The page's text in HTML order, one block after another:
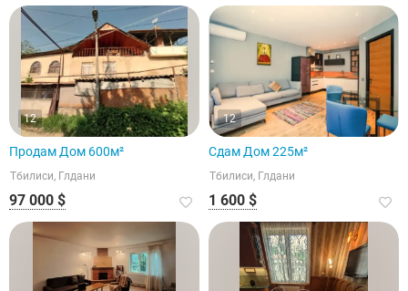
12
Продам Дом 600м²
Тбилиси, Глдани
97 000 $
12
Сдам Дом 225м²
Тбилиси, Глдани
1 600 $